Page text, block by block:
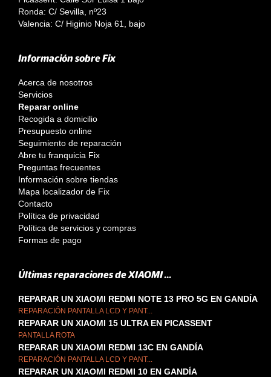
Ronda: C/ Sevilla, nº23
Valencia: C/ Higinio Noja 61, bajo
Información sobre Fix
Acerca de nosotros
Servicios
Reparar online
Recogida a domicilio
Presupuesto online
Seguimiento de reparación
Abre tu franquicia Fix
Preguntas frecuentes
Información sobre tiendas
Mapa localizador de Fix
Contacto
Política de privacidad
Política de servicios y compras
Formas de pago
Últimas reparaciones de XIAOMI ...
REPARAR UN XIAOMI REDMI NOTE 13 PRO 5G EN GANDÍA
REPARACIÓN PANTALLA LCD Y PANT...
REPARAR UN XIAOMI 15 ULTRA EN PICASSENT
PANTALLA ROTA
REPARAR UN XIAOMI REDMI 13C EN GANDÍA
REPARACIÓN PANTALLA LCD Y PANT...
REPARAR UN XIAOMI REDMI 10 EN GANDÍA